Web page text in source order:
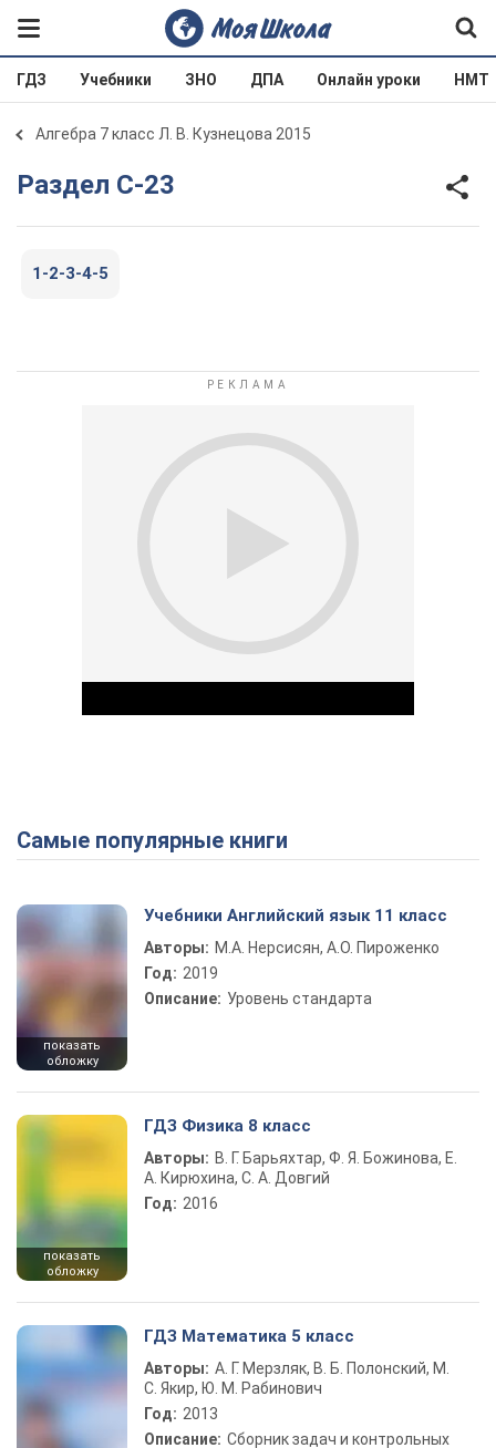
ГДЗ Учебники ЗНО ДПА Онлайн уроки НМТ
Алгебра 7 класс Л. В. Кузнецова 2015
Раздел С-23
1-2-3-4-5
Play Video
Самые популярные книги
показать
обложку
Учебники Английский язык 11 класс
Авторы: М.А. Нерсисян, А.О. Пироженко
Год: 2019
Описание: Уровень стандарта
показать
обложку
ГДЗ Физика 8 класс
Авторы: В. Г. Барьяхтар, Ф. Я. Божинова, Е.
А. Кирюхина, С. А. Довгий
Год: 2016
ГДЗ Математика 5 класс
Авторы: А. Г. Мерзляк, В. Б. Полонский, М.
С. Якир, Ю. М. Рабинович
Год: 2013
Описание: Сборник задач и контрольных